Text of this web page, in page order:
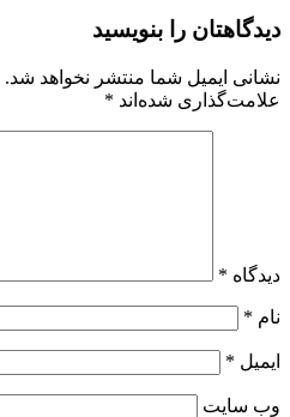
دیدگاهتان را بنویسید
نشانی ایمیل شما منتشر نخواهد شد.
علامت‌گذاری شده‌اند *
دیدگاه *
نام *
ایمیل *
وب‌ سایت